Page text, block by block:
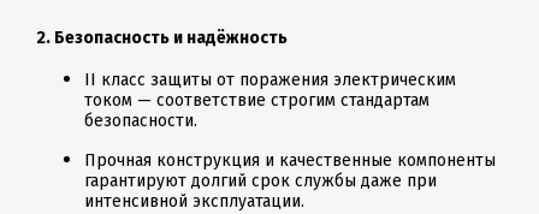
2. Безопасность и надёжность
II класс защиты от поражения электрическим
током — соответствие строгим стандартам
безопасности.
Прочная конструкция и качественные компоненты
гарантируют долгий срок службы даже при
интенсивной эксплуатации.